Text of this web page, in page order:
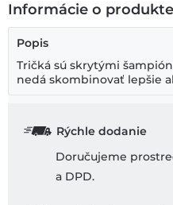
Informácie o produkte
Popis
Tričká sú skrytými
nedá skombinovať lepšie
Rýchle dodanie
Doručujeme
a DPD.